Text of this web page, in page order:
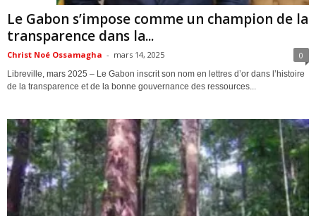
Le Gabon s’impose comme un champion de la
transparence dans la...
Christ Noé Ossamagha - mars 14, 2025 0
Libreville, mars 2025 – Le Gabon inscrit son nom en lettres d’or dans l’histoire
de la transparence et de la bonne gouvernance des ressources...